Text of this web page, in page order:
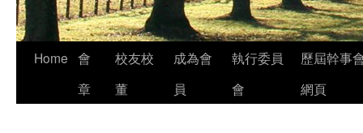
Skip
Home 會
章
校友校
董
成為會
員
執行委員
會
歷屆幹事
網頁